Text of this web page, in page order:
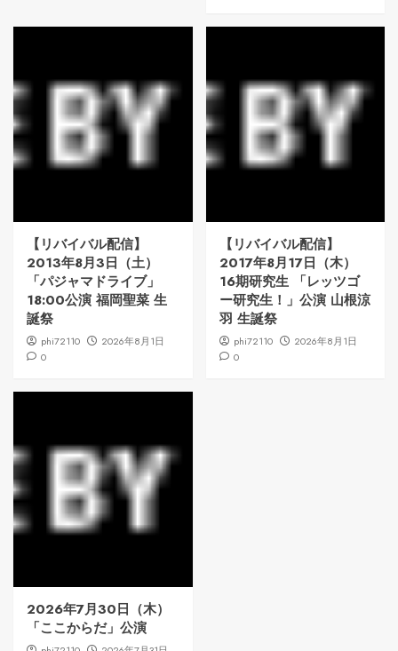
【リバイバル配信】
2013年8月3日（土）
「パジャマドライブ」
18:00公演 福岡聖菜 生
誕祭
phi72110
2026年8月1日
0
【リバイバル配信】
2017年8月17日（木）
16期研究生 「レッツゴ
ー研究生！」公演 山根涼
羽 生誕祭
phi72110
2026年8月1日
0
2026年7月30日（木）
「ここからだ」公演